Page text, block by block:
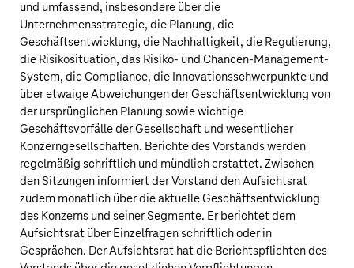
und umfassend, insbesondere über die
Unternehmensstrategie, die Planung, die
Geschäftsentwicklung, die Nachhaltigkeit, die Regulierung,
die Risikosituation, das Risiko- und Chancen-Management-
System, die Compliance, die Innovationsschwerpunkte und
über etwaige Abweichungen der Geschäftsentwicklung von
der ursprünglichen Planung sowie wichtige
Geschäftsvorfälle der Gesellschaft und wesentlicher
Konzerngesellschaften. Berichte des Vorstands werden
regelmäßig schriftlich und mündlich erstattet. Zwischen
den Sitzungen informiert der Vorstand den Aufsichtsrat
zudem monatlich über die aktuelle Geschäftsentwicklung
des Konzerns und seiner Segmente. Er berichtet dem
Aufsichtsrat über Einzelfragen schriftlich oder in
Gesprächen. Der Aufsichtsrat hat die Berichtspflichten des